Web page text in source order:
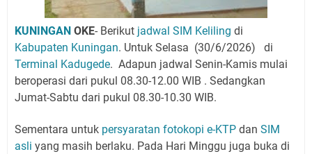
Ini Empat Lokasi Samsat Keliling Kuningan Jumat 7
KUNINGAN OKE- Berikut jadwal SIM Keliling di
Kabupaten Kuningan. Untuk Selasa (30/6/2026)
di
Terminal Kadugede. Adapun jadwal Senin-Kamis mulai
beroperasi dari pukul 08.30-12.00 WIB . Sedangkan
Jumat-Sabtu dari pukul 08.30-10.30 WIB.
Sementara untuk persyaratan fotokopi e-KTP dan SIM
asli yang masih berlaku. Pada Hari Minggu juga buka di